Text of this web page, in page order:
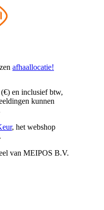
afhaallocatie!
en inclusief btw,
kunnen
, het webshop
van MEIPOS B.V.